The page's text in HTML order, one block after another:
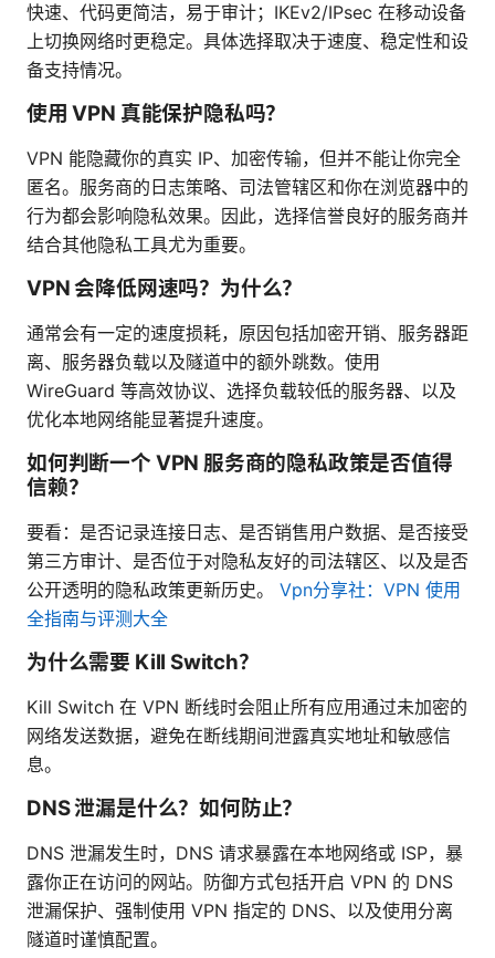
快速、代码更简洁，易于审计；IKEv2/IPsec 在移动设备
上切换网络时更稳定。具体选择取决于速度、稳定性和设
备支持情况。
使用 VPN 真能保护隐私吗？
VPN 能隐藏你的真实 IP、加密传输，但并不能让你完全
匿名。服务商的日志策略、司法管辖区和你在浏览器中的
行为都会影响隐私效果。因此，选择信誉良好的服务商并
结合其他隐私工具尤为重要。
VPN 会降低网速吗？为什么？
通常会有一定的速度损耗，原因包括加密开销、服务器距
离、服务器负载以及隧道中的额外跳数。使用
WireGuard 等高效协议、选择负载较低的服务器、以及
优化本地网络能显著提升速度。
如何判断一个 VPN 服务商的隐私政策是否值得
信赖？
要看：是否记录连接日志、是否销售用户数据、是否接受
第三方审计、是否位于对隐私友好的司法辖区、以及是否
公开透明的隐私政策更新历史。 Vpn分享社：VPN 使用
全指南与评测大全
为什么需要 Kill Switch？
Kill Switch 在 VPN 断线时会阻止所有应用通过未加密的
网络发送数据，避免在断线期间泄露真实地址和敏感信
息。
DNS 泄漏是什么？如何防止？
DNS 泄漏发生时，DNS 请求暴露在本地网络或 ISP，暴
露你正在访问的网站。防御方式包括开启 VPN 的 DNS
泄漏保护、强制使用 VPN 指定的 DNS、以及使用分离
隧道时谨慎配置。